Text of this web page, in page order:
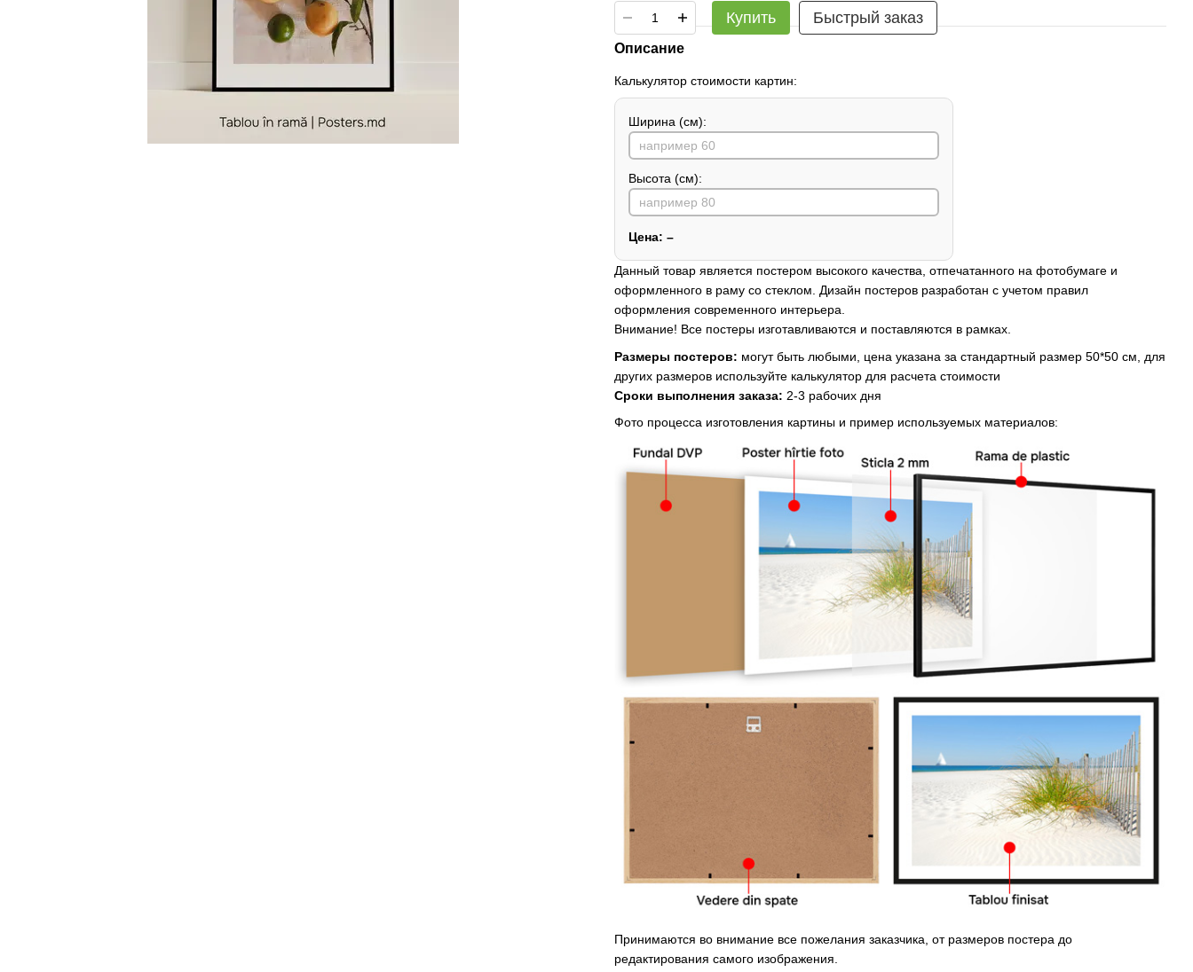
Купить Быстрый заказ
Описание
Калькулятор стоимости картин:
Ширина (см):
Высота (см):
Цена: –
Данный товар является постером высокого качества, отпечатанного на фотобумаге и
оформленного в раму со стеклом. Дизайн постеров разработан с учетом правил
оформления современного интерьера.
Внимание! Все постеры изготавливаются и поставляются в рамках.
Размеры постеров: могут быть любыми, цена указана за стандартный размер 50*50 см, для
других размеров используйте калькулятор для расчета стоимости
Сроки выполнения заказа: 2-3 рабочих дня
Фото процесса изготовления картины и пример используемых материалов:
Принимаются во внимание все пожелания заказчика, от размеров постера до
редактирования самого изображения.